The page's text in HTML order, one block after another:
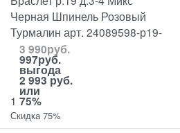
Черная Шпинель Розовый
Турмалин арт. 24089598-р19-
1
3 990руб.
997руб.
выгода
2 993 руб.
или
75%
Скидка 75%